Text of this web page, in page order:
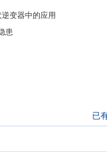
变器中的应用
患